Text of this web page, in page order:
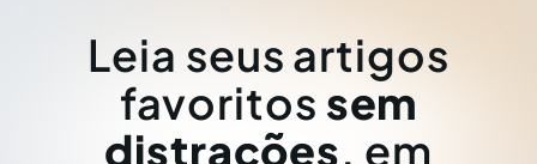
Leia seus artigos
favoritos sem
distrações, em